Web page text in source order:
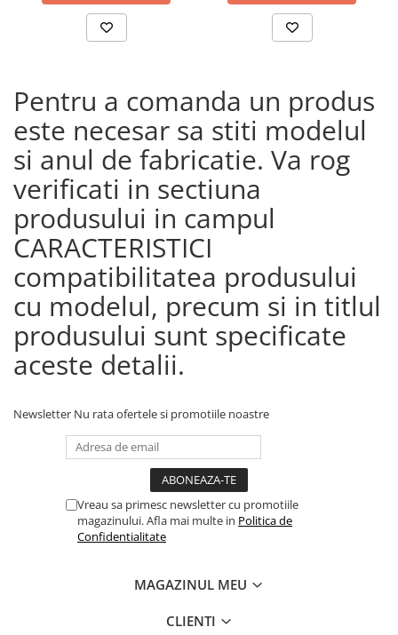
Pentru a comanda un produs
este necesar sa stiti modelul
si anul de fabricatie. Va rog
verificati in sectiuna
produsului in campul
CARACTERISTICI
compatibilitatea produsului
cu modelul, precum si in titlul
produsului sunt specificate
aceste detalii.
Newsletter Nu rata ofertele si promotiile noastre
Vreau sa primesc newsletter cu promotiile
magazinului. Afla mai multe in Politica de
Confidentialitate
MAGAZINUL MEU
CLIENTI